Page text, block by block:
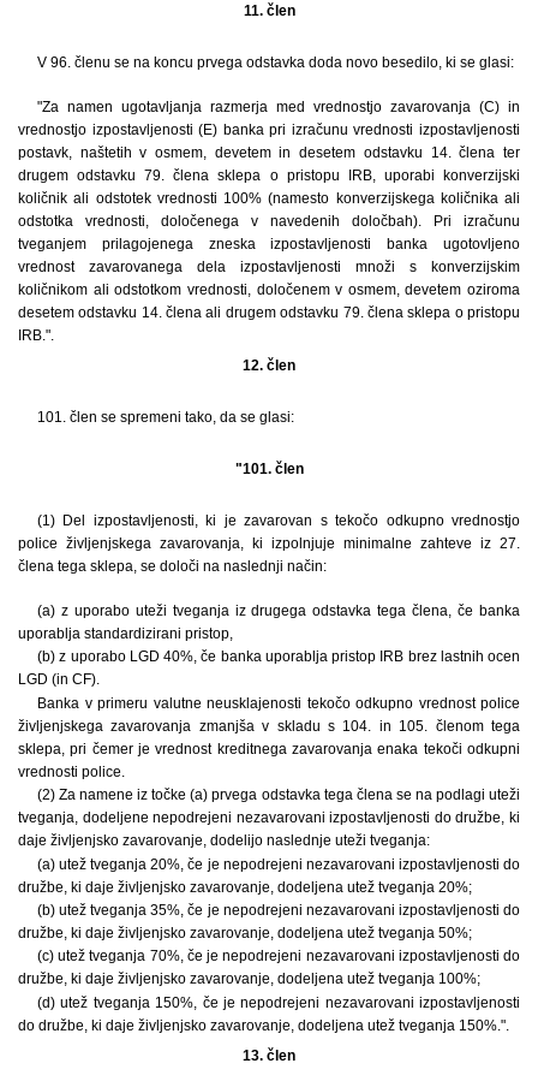
11. člen
V 96. členu se na koncu prvega odstavka doda novo besedilo, ki se glasi:
"Za namen ugotavljanja razmerja med vrednostjo zavarovanja (C) in
vrednostjo izpostavljenosti (E) banka pri izračunu vrednosti izpostavljenosti
postavk, naštetih v osmem, devetem in desetem odstavku 14. člena ter
drugem odstavku 79. člena sklepa o pristopu IRB, uporabi konverzijski
količnik ali odstotek vrednosti 100% (namesto konverzijskega količnika ali
odstotka vrednosti, določenega v navedenih določbah). Pri izračunu
tveganjem prilagojenega zneska izpostavljenosti banka ugotovljeno
vrednost zavarovanega dela izpostavljenosti množi s konverzijskim
količnikom ali odstotkom vrednosti, določenem v osmem, devetem oziroma
desetem odstavku 14. člena ali drugem odstavku 79. člena sklepa o pristopu
IRB.".
12. člen
101. člen se spremeni tako, da se glasi:
"101. člen
(1) Del izpostavljenosti, ki je zavarovan s tekočo odkupno vrednostjo
police življenjskega zavarovanja, ki izpolnjuje minimalne zahteve iz 27.
člena tega sklepa, se določi na naslednji način:
(a) z uporabo uteži tveganja iz drugega odstavka tega člena, če banka
uporablja standardizirani pristop,
(b) z uporabo LGD 40%, če banka uporablja pristop IRB brez lastnih ocen
LGD (in CF).
Banka v primeru valutne neusklajenosti tekočo odkupno vrednost police
življenjskega zavarovanja zmanjša v skladu s 104. in 105. členom tega
sklepa, pri čemer je vrednost kreditnega zavarovanja enaka tekoči odkupni
vrednosti police.
(2) Za namene iz točke (a) prvega odstavka tega člena se na podlagi uteži
tveganja, dodeljene nepodrejeni nezavarovani izpostavljenosti do družbe, ki
daje življenjsko zavarovanje, dodelijo naslednje uteži tveganja:
(a) utež tveganja 20%, če je nepodrejeni nezavarovani izpostavljenosti do
družbe, ki daje življenjsko zavarovanje, dodeljena utež tveganja 20%;
(b) utež tveganja 35%, če je nepodrejeni nezavarovani izpostavljenosti do
družbe, ki daje življenjsko zavarovanje, dodeljena utež tveganja 50%;
(c) utež tveganja 70%, če je nepodrejeni nezavarovani izpostavljenosti do
družbe, ki daje življenjsko zavarovanje, dodeljena utež tveganja 100%;
(d) utež tveganja 150%, če je nepodrejeni nezavarovani izpostavljenosti
do družbe, ki daje življenjsko zavarovanje, dodeljena utež tveganja 150%.".
13. člen